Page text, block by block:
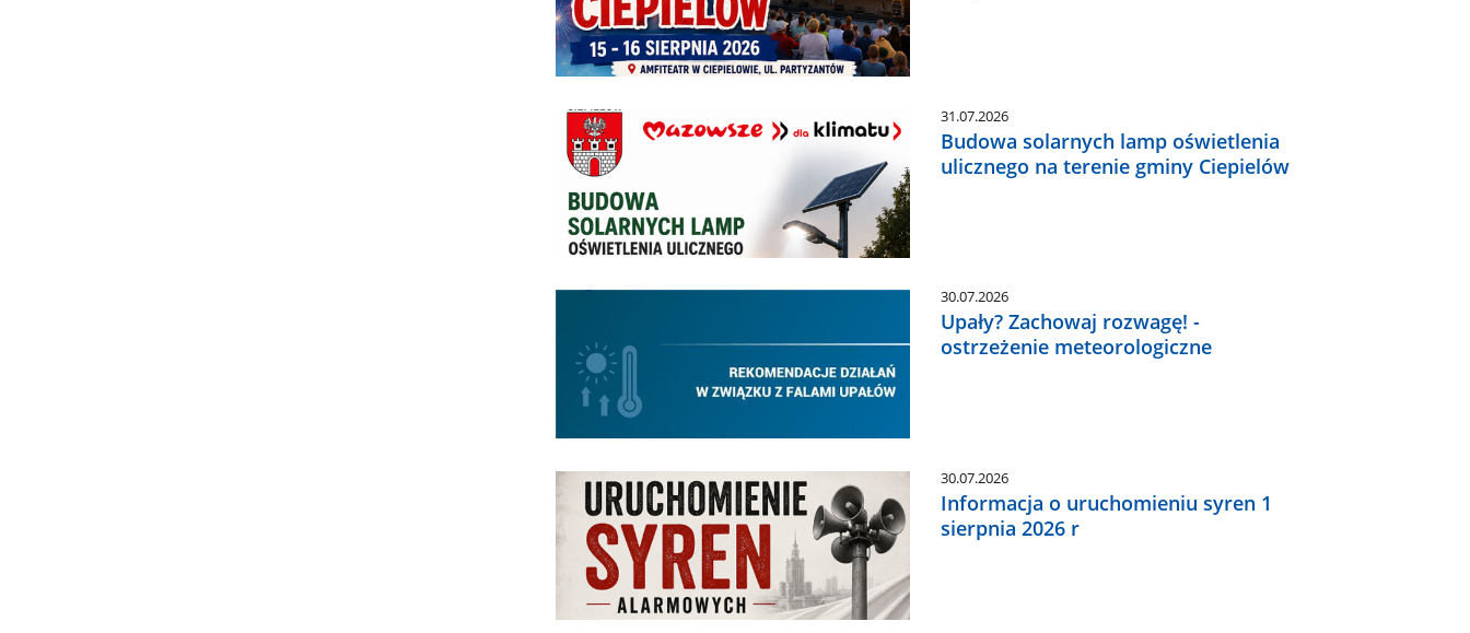
31.07.2026
Budowa solarnych lamp oświetlenia
ulicznego na terenie gminy Ciepielów
30.07.2026
Upały? Zachowaj rozwagę! -
ostrzeżenie meteorologiczne
30.07.2026
Informacja o uruchomieniu syren 1
sierpnia 2026 r